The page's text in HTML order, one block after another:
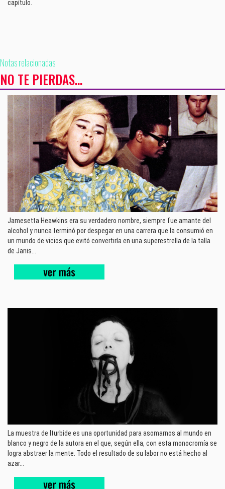
capítulo.
Notas relacionadas
NO TE PIERDAS...
Jamesetta Heawkins era su verdadero nombre, siempre fue amante del
alcohol y nunca terminó por despegar en una carrera que la consumió en
un mundo de vicios que evitó convertirla en una superestrella de la talla
de Janis...
La muestra de Iturbide es una oportunidad para asomarnos al mundo en
blanco y negro de la autora en el que, según ella, con esta monocromía se
logra abstraer la mente. Todo el resultado de su labor no está hecho al
azar...